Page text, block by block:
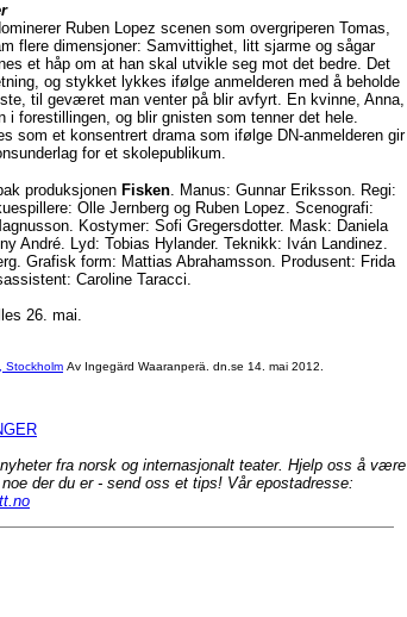
Ruben Lopez scenen som overgriperen Tomas,
flere dimensjoner: Samvittighet, litt sjarme og sågar
et håp om at han skal utvikle seg mot det bedre. Det
og stykket lykkes ifølge anmelderen med å beholde
til geværet man venter på blir avfyrt. En kvinne, Anna,
i forestillingen, og blir gnisten som tenner det hele.
som et konsentrert drama som ifølge DN-anmelderen gir
for et skolepublikum.
produksjonen Fisken. Manus: Gunnar Eriksson. Regi:
Olle Jernberg og Ruben Lopez. Scenografi:
Kostymer: Sofi Gregersdotter. Mask: Daniela
André. Lyd: Tobias Hylander. Teknikk: Iván Landinez.
Grafisk form: Mattias Abrahamsson. Produsent: Frida
Caroline Taracci.
26. mai.
Stockholm Av Ingegärd Waaranperä. dn.se 14. mai 2012.
fra norsk og internasjonalt teater. Hjelp oss å være
der du er - send oss et tips! Vår epostadresse: